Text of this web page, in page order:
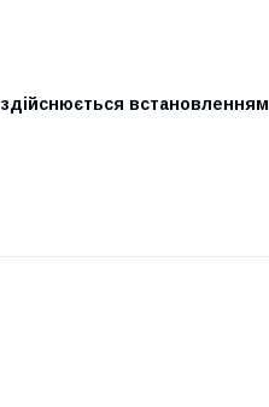
встановленням